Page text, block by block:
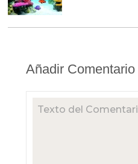
Añadir Comentario